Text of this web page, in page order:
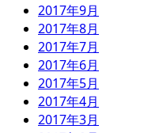
2017年9月
2017年8月
2017年7月
2017年6月
2017年5月
2017年4月
2017年3月